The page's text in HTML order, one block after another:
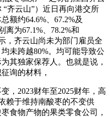
齐云山”）近日再向港交所
额约64.6%、67.2%及
离为67.1%、78.2%和
，齐云山尚未为部门雇员全
未跨越80%。均可能导致公
其独家保荐人。也就是说，
询的材料，
2023财年至2025财年，高
赖于维持南酸枣的不变供
食物产物的果类零食公司，